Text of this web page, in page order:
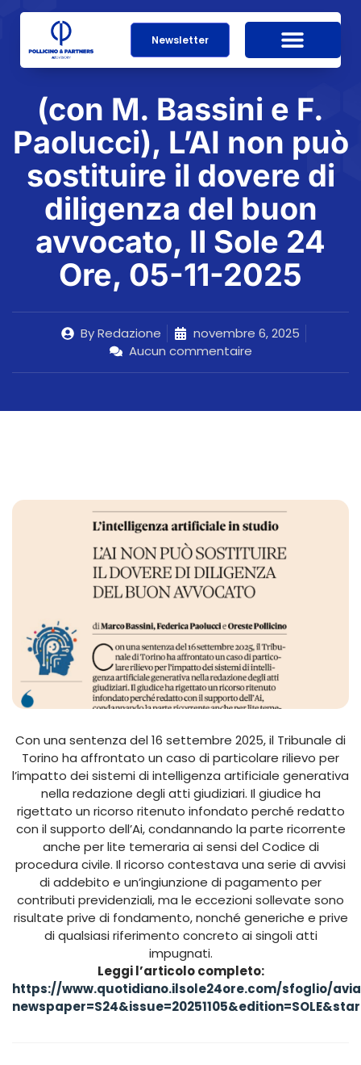
Newsletter
(con M. Bassini e F.
Paolucci), L’AI non può
sostituire il dovere di
diligenza del buon
avvocato, Il Sole 24
Ore, 05-11-2025
ByRedazione
novembre 6, 2025
Aucun commentaire
Con una sentenza del 16 settembre 2025, il Tribunale di
Torino ha affrontato un caso di particolare rilievo per
l’impatto dei sistemi di intelligenza artificiale generativa
nella redazione degli atti giudiziari. Il giudice ha
rigettato un ricorso ritenuto infondato perché redatto
con il supporto dell’Ai, condannando la parte ricorrente
anche per lite temeraria ai sensi del Codice di
procedura civile. Il ricorso contestava una serie di avvisi
di addebito e un’ingiunzione di pagamento per
contributi previdenziali, ma le eccezioni sollevate sono
risultate prive di fondamento, nonché generiche e prive
di qualsiasi riferimento concreto ai singoli atti
impugnati.
Leggi l’articolo completo:
https://www.quotidiano.ilsole24ore.com/sfoglio/